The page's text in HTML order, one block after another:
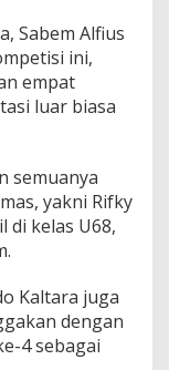
Sabem Alfius
ini,
empat
luar biasa
semuanya
yakni Rifky
di kelas U68,
Kaltara juga
dengan
4 sebagai